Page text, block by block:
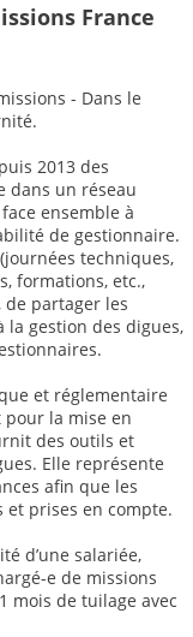
France
- Dans le
2013 des
dans un réseau
ensemble à
de gestionnaire.
techniques,
formations, etc.,
de partager les
gestion des digues,
et réglementaire
la mise en
des outils et
Elle représente
afin que les
prises en compte.
d’une salariée,
e de missions
mois de tuilage avec